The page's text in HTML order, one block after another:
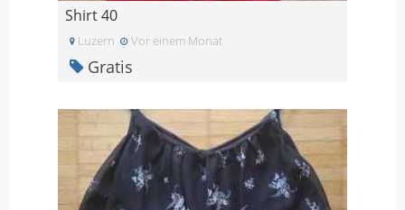
Shirt 40
Luzern Vor einem Monat
Gratis